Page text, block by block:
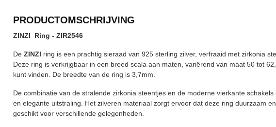
PRODUCTOMSCHRIJVING
ZINZI Ring - ZIR2546
De ZINZI ring is een prachtig sieraad van 925 sterling zilver, verfraaid met zirkonia
Deze ring is verkrijgbaar in een breed scala aan maten, variërend van maat 50 tot
kunt vinden. De breedte van de ring is 3,7mm.
De combinatie van de stralende zirkonia steentjes en de moderne vierkante
en elegante uitstraling. Het zilveren materiaal zorgt ervoor dat deze ring duurzaam
geschikt voor verschillende gelegenheden.